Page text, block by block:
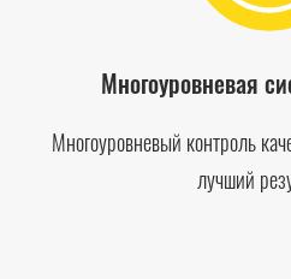
Многоуровневая
Многоуровневый контроль
лучший